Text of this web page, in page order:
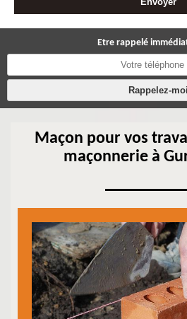
Etre rappelé
Maçon pour vos
maçonnerie à